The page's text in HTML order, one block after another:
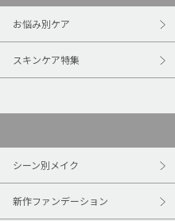
お悩み別ケア
スキンケア特集
シーン別メイク
新作ファンデーション